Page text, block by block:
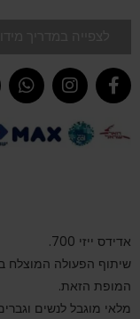
אדידס ייזי 700.
שיתוף הפעולה המוצלח
המופת הזאת.
מלאי מוגבל לנשים